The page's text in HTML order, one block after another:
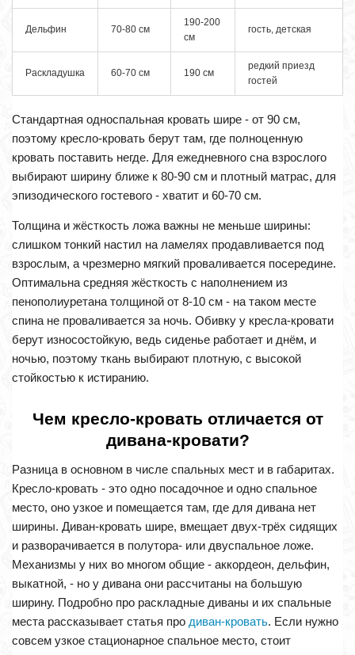
Дельфин 70-80 см
190-200
см
гость, детская
Раскладушка 60-70 см 190 см
редкий приезд
гостей
Стандартная односпальная кровать шире - от 90 см,
поэтому кресло-кровать берут там, где полноценную
кровать поставить негде. Для ежедневного сна взрослого
выбирают ширину ближе к 80-90 см и плотный матрас, для
эпизодического гостевого - хватит и 60-70 см.
Толщина и жёсткость ложа важны не меньше ширины:
слишком тонкий настил на ламелях продавливается под
взрослым, а чрезмерно мягкий проваливается посередине.
Оптимальна средняя жёсткость с наполнением из
пенополиуретана толщиной от 8-10 см - на таком месте
спина не проваливается за ночь. Обивку у кресла-кровати
берут износостойкую, ведь сиденье работает и днём, и
ночью, поэтому ткань выбирают плотную, с высокой
стойкостью к истиранию.
Чем кресло-кровать отличается от
дивана-кровати?
Разница в основном в числе спальных мест и в габаритах.
Кресло-кровать - это одно посадочное и одно спальное
место, оно узкое и помещается там, где для дивана нет
ширины. Диван-кровать шире, вмещает двух-трёх сидящих
и разворачивается в полутора- или двуспальное ложе.
Механизмы у них во многом общие - аккордеон, дельфин,
выкатной, - но у дивана они рассчитаны на большую
ширину. Подробно про раскладные диваны и их спальные
места рассказывает статья про диван-кровать. Если нужно
совсем узкое стационарное спальное место, стоит